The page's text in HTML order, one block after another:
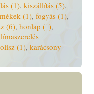
(1), kiszállítás (5),
(1), fogyás (1),
(6), honlap (1),
(1), karácsony